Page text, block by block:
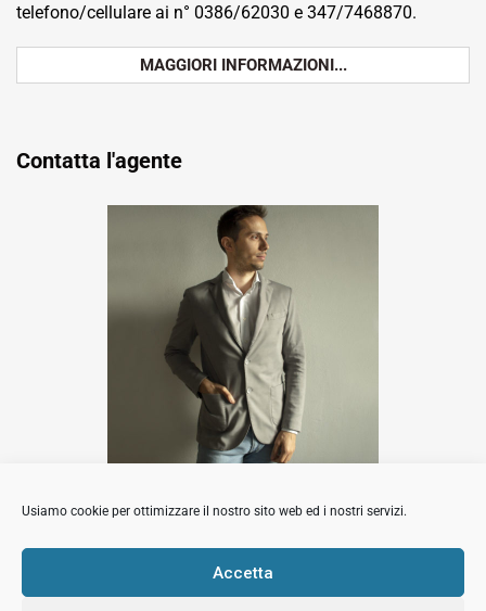
Usiamo cookie per ottimizzare il nostro sito web ed i nostri servizi.
Accetta
telefono/cellulare ai n° 0386/62030 e 347/7468870.
MAGGIORI INFORMAZIONI...
Contatta l'agente
Luca Barbi
Contatta l'agente